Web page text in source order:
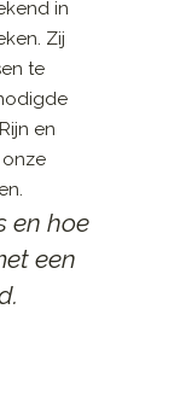
in
Zij
te
en
en hoe
een